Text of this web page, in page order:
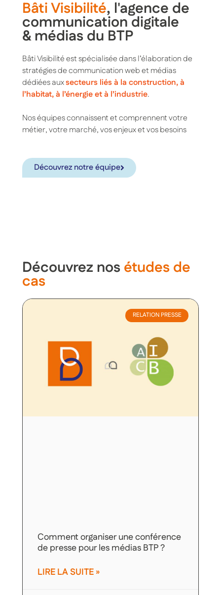
Bâti Visibilité, l'agence de
communication digitale
& médias du BTP
Bâti Visibilité est spécialisée dans l’élaboration de
stratégies de communication web et médias
dédiées auxsecteurs liés à la construction, à
l’habitat, à l’énergie et à l’industrie.
Nos équipes connaissent et comprennent votre
métier, votre marché, vos enjeux et vos besoins
Découvrez notre équipe
Découvrez nosétudes de
cas
RELATION PRESSE
Comment organiser une conférence
de presse pour les médias BTP ?
LIRE LA SUITE »